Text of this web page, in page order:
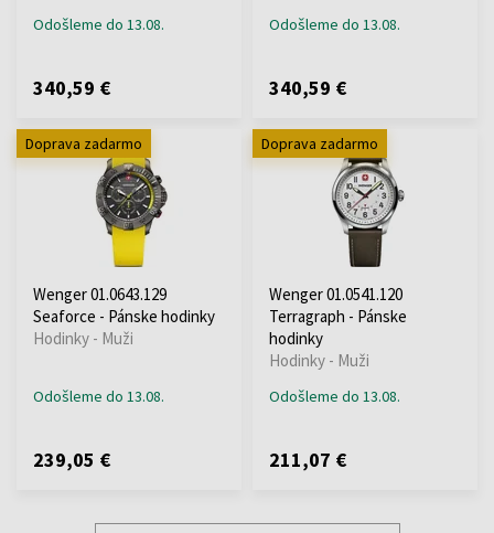
Odošleme do 13.08.
340,59 €
Odošleme do 13.08.
340,59 €
Doprava zadarmo
Wenger 01.0643.129
Seaforce - Pánske hodinky
Hodinky - Muži
Odošleme do 13.08.
239,05 €
Doprava zadarmo
Wenger 01.0541.120
Terragraph - Pánske
hodinky
Hodinky - Muži
Odošleme do 13.08.
211,07 €